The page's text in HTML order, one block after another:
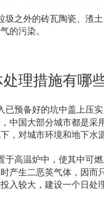
圾之外的砖瓦陶瓷、渣
的污染。
理措施有哪
已预备好的坑中盖上压
中国大部分城市都是采
，对城市环境和地下水
于高温炉中，使其中可
产生二恶英气体，因
入较大，建设一个日